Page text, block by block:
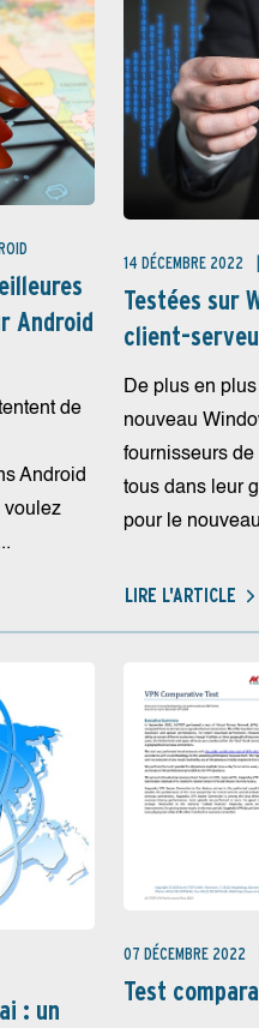
Android
de
Android
voulez
14 DÉCEMBRE 2022
Testées sur
client-
De plus en
nouveau
fournisseurs
tous dans leur
pour le
LIRE L'ARTICLE
: un
07 DÉCEMBRE 2022
Test